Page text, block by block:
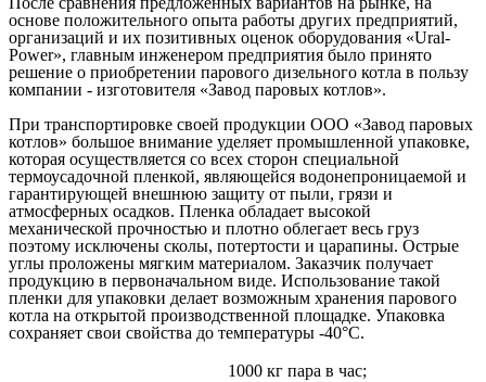
основе положительного опыта работы других предприятий,
организаций и их позитивных оценок оборудования «Ural-
Power», главным инженером предприятия было принято
решение о приобретении парового дизельного котла в пользу
компании - изготовителя «Завод паровых котлов».
При транспортировке своей продукции ООО «Завод паровых
котлов» большое внимание уделяет промышленной упаковке,
которая осуществляется со всех сторон специальной
термоусадочной пленкой, являющейся водонепроницаемой и
гарантирующей внешнюю защиту от пыли, грязи и
атмосферных осадков. Пленка обладает высокой
механической прочностью и плотно облегает весь груз
поэтому исключены сколы, потертости и царапины. Острые
углы проложены мягким материалом. Заказчик получает
продукцию в первоначальном виде. Использование такой
пленки для упаковки делает возможным хранения парового
котла на открытой производственной площадке. Упаковка
сохраняет свои свойства до температуры -40°С.
1000 кг пара в час;